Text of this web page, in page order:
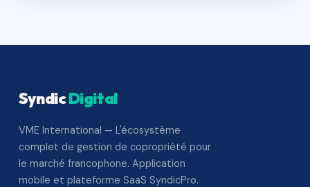
SyndicDigital
VME International — L'écosystème
complet de gestion de copropriété pour
le marché francophone. Application
mobile et plateforme SaaS SyndicPro.